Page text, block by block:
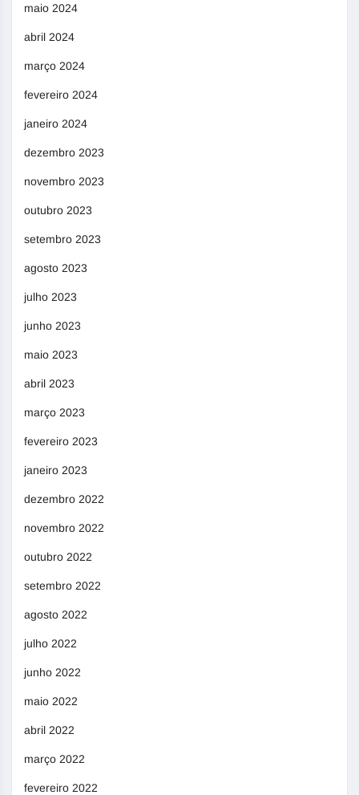
maio 2024
abril 2024
março 2024
fevereiro 2024
janeiro 2024
dezembro 2023
novembro 2023
outubro 2023
setembro 2023
agosto 2023
julho 2023
junho 2023
maio 2023
abril 2023
março 2023
fevereiro 2023
janeiro 2023
dezembro 2022
novembro 2022
outubro 2022
setembro 2022
agosto 2022
julho 2022
junho 2022
maio 2022
abril 2022
março 2022
fevereiro 2022